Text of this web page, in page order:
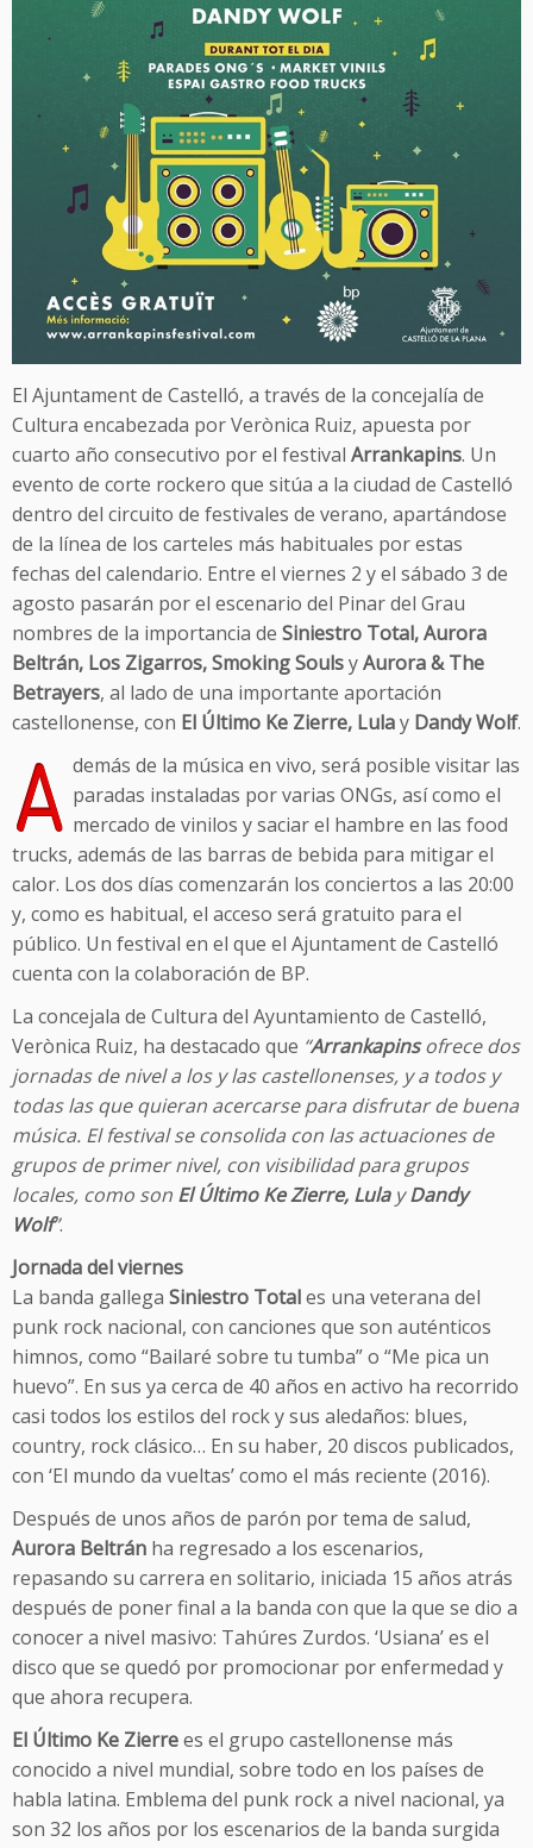
El Ajuntament de Castelló, a través de la concejalía de
Cultura encabezada por Verònica Ruiz, apuesta por
cuarto año consecutivo por el festival Arrankapins. Un
evento de corte rockero que sitúa a la ciudad de Castelló
dentro del circuito de festivales de verano, apartándose
de la línea de los carteles más habituales por estas
fechas del calendario. Entre el viernes 2 y el sábado 3 de
agosto pasarán por el escenario del Pinar del Grau
nombres de la importancia de Siniestro Total, Aurora
Beltrán, Los Zigarros, Smoking SoulsyAurora & The
Betrayers, al lado de una importante aportación
castellonense, con El Último Ke Zierre, Lulay Dandy Wolf.
A demás de la música en vivo, será posible visitar las
paradas instaladas por varias ONGs, así como el
mercado de vinilos y saciar el hambre en las food
trucks, además de las barras de bebida para mitigar el
calor. Los dos días comenzarán los conciertos a las 20:00
y, como es habitual, el acceso será gratuito para el
público. Un festival en el que el Ajuntament de Castelló
cuenta con la colaboración de BP.
La concejala de Cultura del Ayuntamiento de Castelló,
Verònica Ruiz, ha destacado que “Arrankapinsofrece dos
jornadas de nivel a los y las castellonenses, y a todos y
todas las que quieran acercarse para disfrutar de buena
música. El festival se consolida con las actuaciones de
grupos de primer nivel, con visibilidad para grupos
locales, como son El Último Ke Zierre, LulayDandy
Wolf”.
Jornada del viernes
La banda gallega Siniestro Totales una veterana del
punk rock nacional, con canciones que son auténticos
himnos, como “Bailaré sobre tu tumba” o “Me pica un
huevo”. En sus ya cerca de 40 años en activo ha recorrido
casi todos los estilos del rock y sus aledaños: blues,
country, rock clásico… En su haber, 20 discos publicados,
con ‘El mundo da vueltas’ como el más reciente (2016).
Después de unos años de parón por tema de salud,
Aurora Beltrán ha regresado a los escenarios,
repasando su carrera en solitario, iniciada 15 años atrás
después de poner final a la banda con que la que se dio a
conocer a nivel masivo: Tahúres Zurdos. ‘Usiana’ es el
disco que se quedó por promocionar por enfermedad y
que ahora recupera.
El Último Ke Zierrees el grupo castellonense más
conocido a nivel mundial, sobre todo en los países de
habla latina. Emblema del punk rock a nivel nacional, ya
son 32 los años por los escenarios de la banda surgida